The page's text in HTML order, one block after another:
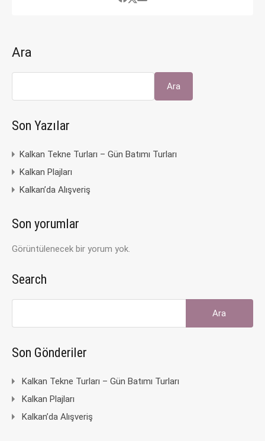
Ara
Ara
Son Yazılar
Kalkan Tekne Turları – Gün Batımı Turları
Kalkan Plajları
Kalkan’da Alışveriş
Son yorumlar
Görüntülenecek bir yorum yok.
Search
Son Gönderiler
Kalkan Tekne Turları – Gün Batımı Turları
Kalkan Plajları
Kalkan’da Alışveriş